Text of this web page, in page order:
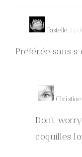
Pastelle 2
Préférée sans s
Christine
Don’t
coquilles